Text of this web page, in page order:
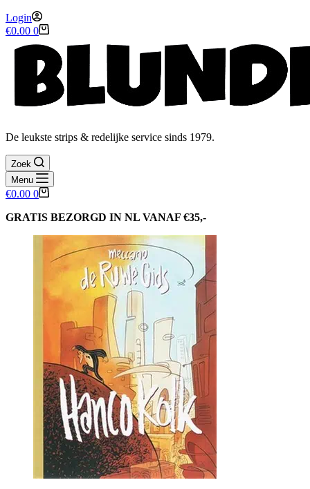
Login
Winkelwagen
€0.00 0
De leukste strips & redelijke service sinds 1979.
Zoek
Menu
Winkelwagen
€0.00 0
GRATIS BEZORGD IN NL VANAF €35,-